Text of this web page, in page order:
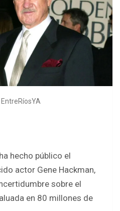
EntreRíosYA
hecho público el
actor Gene Hackman,
sobre el
en 80 millones de